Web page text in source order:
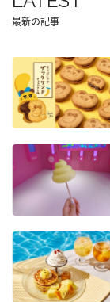
最新の記事